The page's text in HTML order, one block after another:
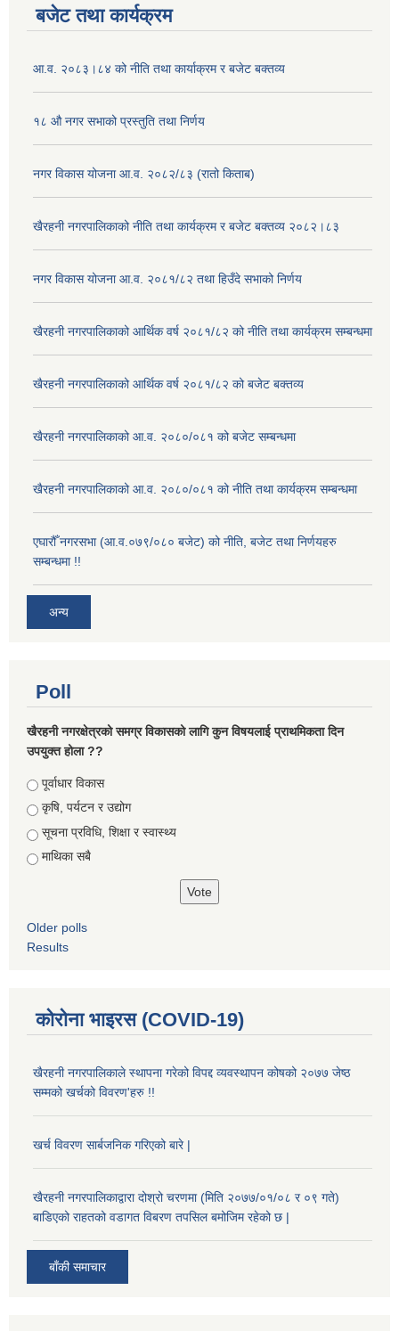
बजेट तथा कार्यक्रम
आ.व. २०८३।८४ को नीति तथा कार्याक्रम र बजेट बक्तव्य
१८ औ नगर सभाको प्रस्तुति तथा निर्णय
नगर विकास योजना आ.व. २०८२/८३ (रातो किताब)
खैरहनी नगरपालिकाको नीति तथा कार्यक्रम र बजेट बक्तव्य २०८२।८३
नगर विकास योजना आ.व. २०८१/८२ तथा हिउँदे सभाको निर्णय
खैरहनी नगरपालिकाको आर्थिक वर्ष २०८१/८२ को नीति तथा कार्यक्रम सम्बन्धमा
खैरहनी नगरपालिकाको आर्थिक वर्ष २०८१/८२ को बजेट बक्तव्य
खैरहनी नगरपालिकाको आ.व. २०८०/०८१ को बजेट सम्बन्धमा
खैरहनी नगरपालिकाको आ.व. २०८०/०८१ को नीति तथा कार्यक्रम सम्बन्धमा
एघारौँ नगरसभा (आ.व.०७९/०८० बजेट) को नीति, बजेट तथा निर्णयहरु
सम्बन्धमा !!
अन्य
Poll
खैरहनी नगरक्षेत्रको समग्र विकासको लागि कुन विषयलाई प्राथमिकता दिन
उपयुक्त होला ??
Choices
पूर्वाधार विकास
कृषि, पर्यटन र उद्योग
सूचना प्रविधि, शिक्षा र स्वास्थ्य
माथिका सबै
Older polls
Results
कोरोना भाइरस (COVID-19)
खैरहनी नगरपालिकाले स्थापना गरेको विपद्द व्यवस्थापन कोषको २०७७ जेष्ठ
सम्मको खर्चको विवरण'हरु !!
खर्च विवरण सार्बजनिक गरिएको बारे |
खैरहनी नगरपालिकाद्वारा दोश्रो चरणमा (मिति २०७७/०१/०८ र ०९ गते)
बाडिएको राहतको वडागत विबरण तपसिल बमोजिम रहेको छ |
बाँकी समाचार